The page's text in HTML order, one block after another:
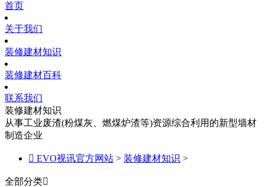
首页
关于我们
装修建材知识
装修建材百科
联系我们
装修建材知识
从事工业废渣(粉煤灰、燃煤炉渣等)资源综合利用的新型墙材
制造企业
 EVO视讯官方网站 > 装修建材知识 >
全部分类